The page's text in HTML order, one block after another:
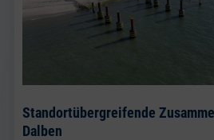
Standortübergreifende
Dalben